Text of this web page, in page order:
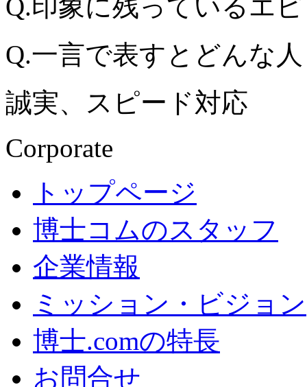
Q.印象に残っているエ
Q.一言で表すとどんな人
誠実、スピード対応
Corporate
トップページ
博士コムのスタッフ
企業情報
ミッション・ビジョン
博士.comの特長
お問合せ